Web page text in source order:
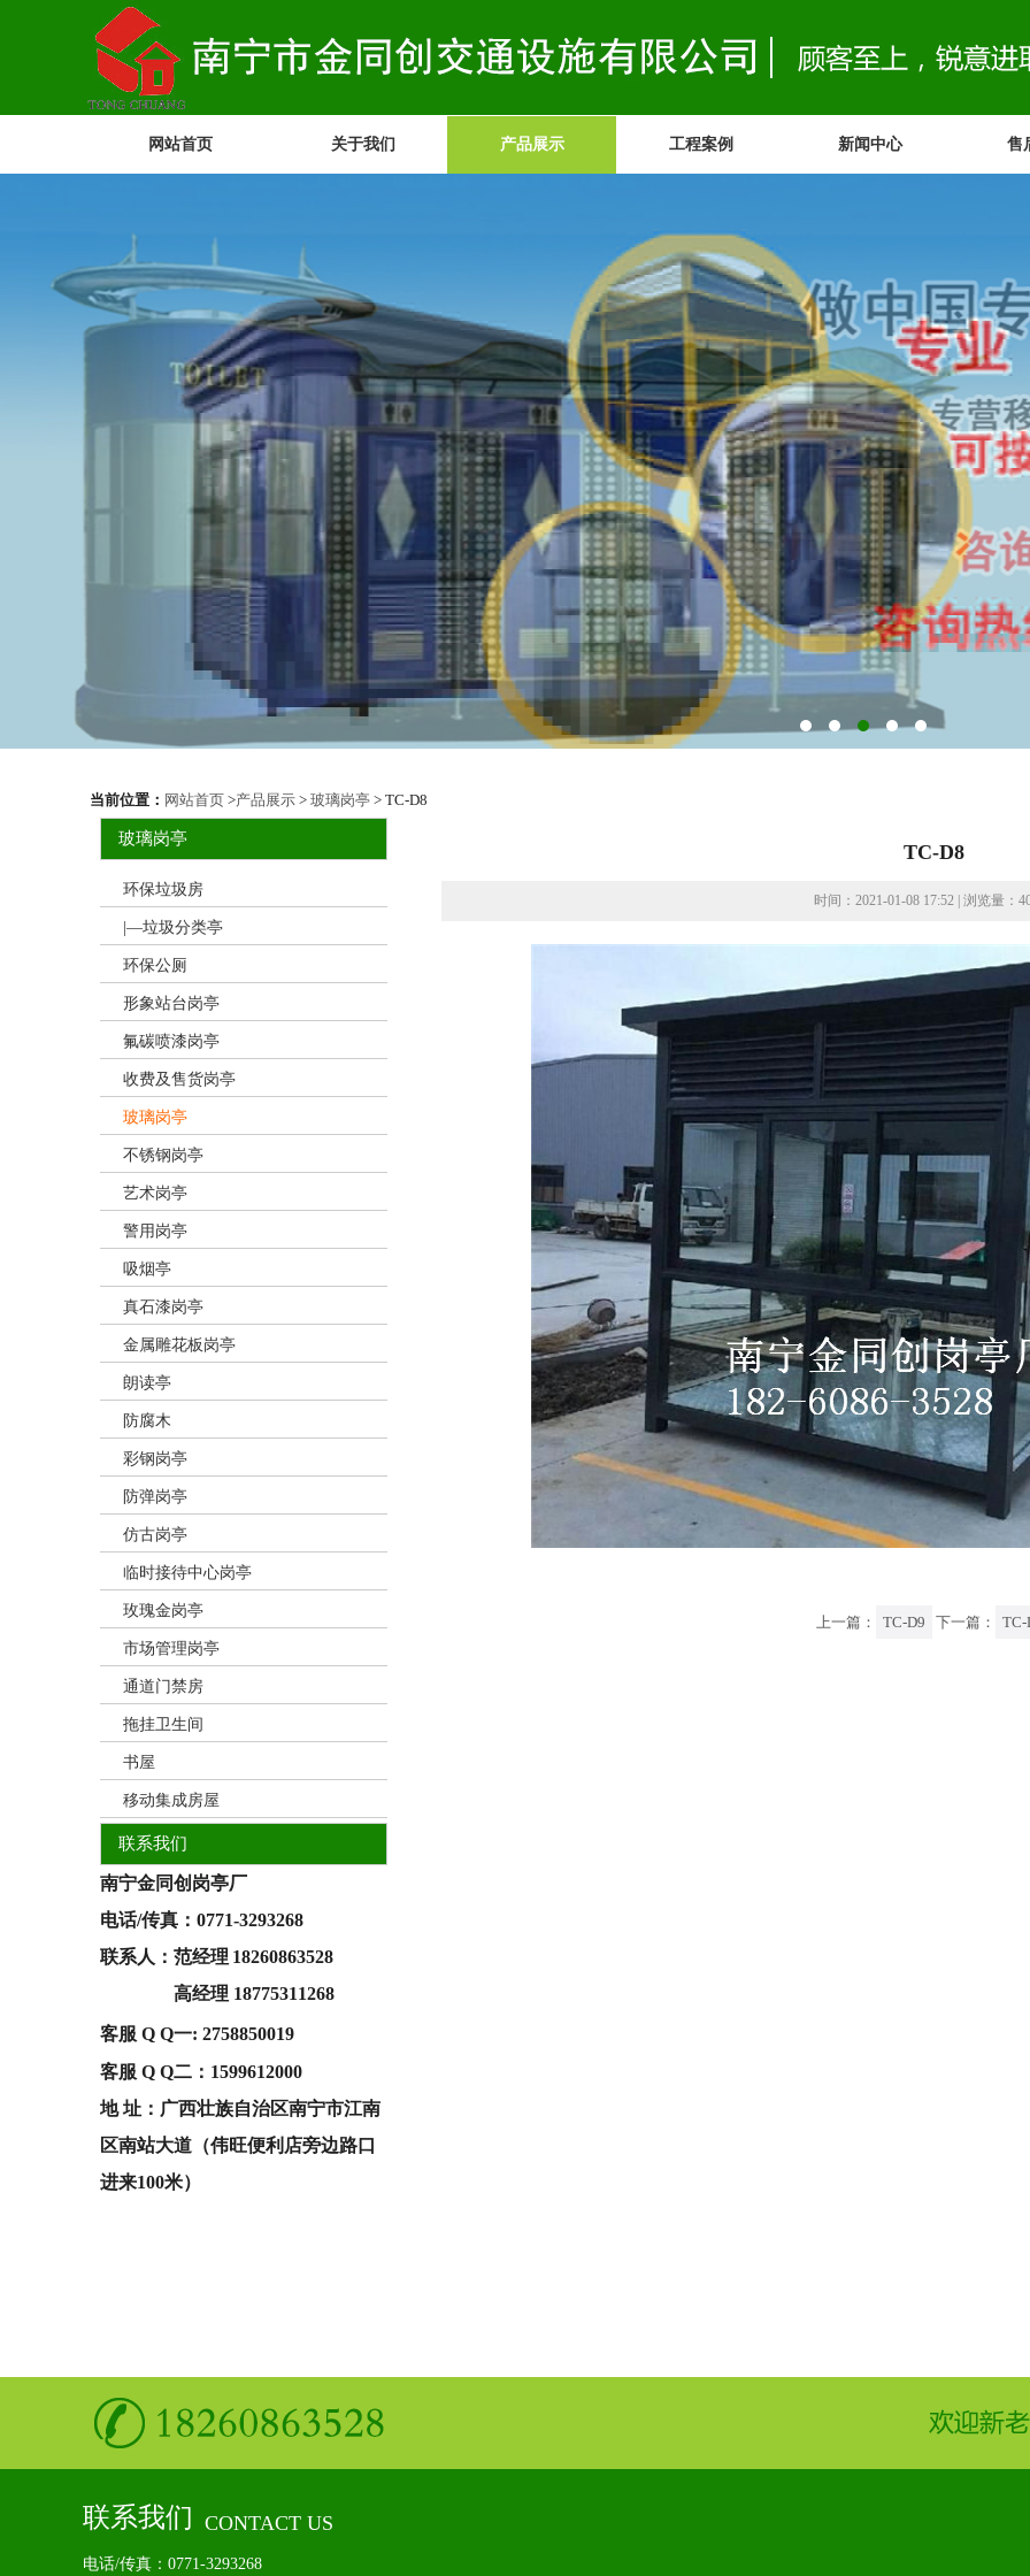
网站首页 关于我们 产品展示 工程案例 新闻中心 售
当前位置： 网站首页 >产品展示 > 玻璃岗亭 > TC-D8
玻璃岗亭
环保垃圾房
|—垃圾分类亭
环保公厕
形象站台岗亭
氟碳喷漆岗亭
收费及售货岗亭
玻璃岗亭
不锈钢岗亭
艺术岗亭
警用岗亭
吸烟亭
真石漆岗亭
金属雕花板岗亭
朗读亭
防腐木
彩钢岗亭
防弹岗亭
仿古岗亭
临时接待中心岗亭
玫瑰金岗亭
市场管理岗亭
通道门禁房
拖挂卫生间
书屋
移动集成房屋
联系我们
南宁金同创岗亭厂
电话/传真 ： 0771-3293268
联系人：范经理 18260863528
高经理 18775311268
客服 Q Q一: 2758850019
客服 Q Q二： 1599612000
地 址：广西壮族自治区南宁市江南
区南站大道（伟旺便利店旁边路口
进来100米）
TC-D8
时间：2021-01-08 17:52 | 浏览量：
上一篇： TC-D9 下一篇： TC-
联系我们 CONTACT US
电话/传真：0771-3293268